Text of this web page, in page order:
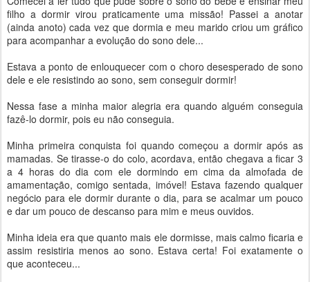
filho a dormir virou praticamente uma missão! Passei a anotar
(ainda anoto) cada vez que dormia e meu marido criou um gráfico
para acompanhar a evolução do sono dele...
Estava a ponto de enlouquecer com o choro desesperado de sono
dele e ele resistindo ao sono, sem conseguir dormir!
Nessa fase a minha maior alegria era quando alguém conseguia
fazê-lo dormir, pois eu não conseguia.
Minha primeira conquista foi quando começou a dormir após as
mamadas. Se tirasse-o do colo, acordava, então chegava a ficar 3
a 4 horas do dia com ele dormindo em cima da almofada de
amamentação, comigo sentada, imóvel! Estava fazendo qualquer
negócio para ele dormir durante o dia, para se acalmar um pouco
e dar um pouco de descanso para mim e meus ouvidos.
Minha ideia era que quanto mais ele dormisse, mais calmo ficaria e
assim resistiria menos ao sono. Estava certa! Foi exatamente o
que aconteceu...